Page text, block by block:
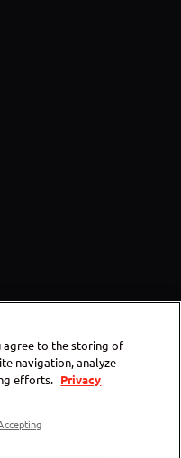
agree to the storing of
navigation, analyze
efforts.
Privacy